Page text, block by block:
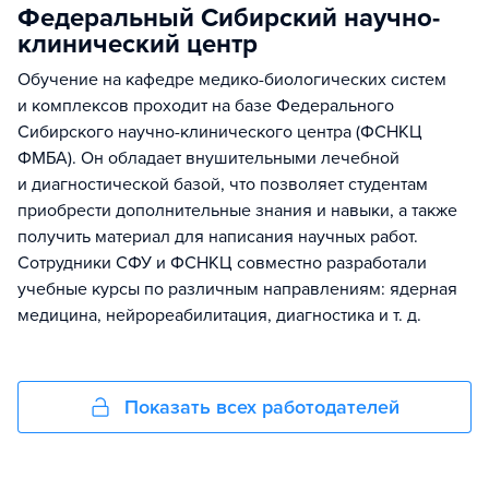
Федеральный Сибирский научно-
клинический центр
Обучение на кафедре медико-биологических систем
и комплексов проходит на базе Федерального
Сибирского научно-клинического центра (ФСНКЦ
ФМБА). Он обладает внушительными лечебной
и диагностической базой, что позволяет студентам
приобрести дополнительные знания и навыки, а также
получить материал для написания научных работ.
Сотрудники СФУ и ФСНКЦ совместно разработали
учебные курсы по различным направлениям: ядерная
медицина, нейрореабилитация, диагностика и т. д.
Показать всех работодателей